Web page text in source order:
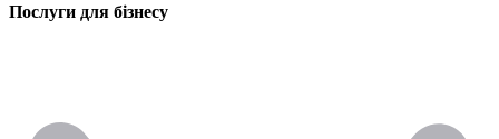
Послуги для бізнесу